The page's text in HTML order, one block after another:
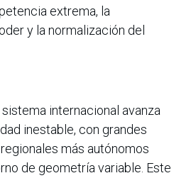
extrema, la
y la normalización del
sistema internacional avanza
inestable, con grandes
más autónomos
de geometría variable. Este